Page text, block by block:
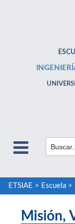
ETSIAE > Escuela>
Misión,